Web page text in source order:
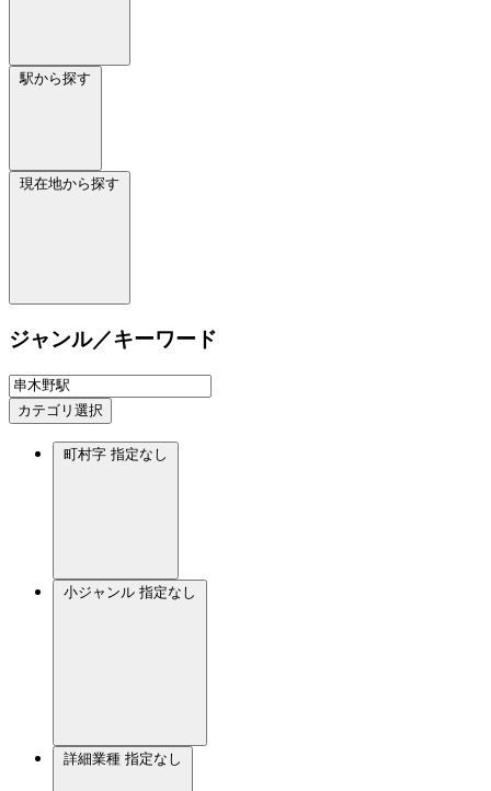
駅から探す
現在地から探す
ジャンル／キーワード
カテゴリ選択
町村字 指定なし
小ジャンル 指定なし
詳細業種 指定なし